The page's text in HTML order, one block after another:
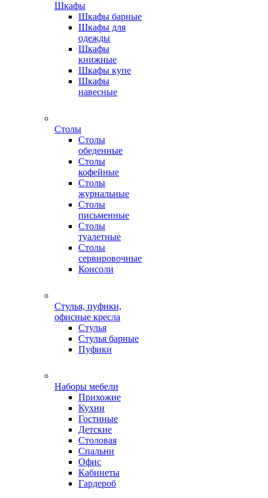
Шкафы
Шкафы барные
Шкафы для
одежды
Шкафы
книжные
Шкафы купе
Шкафы
навесные
Столы
Столы
обеденные
Столы
кофейные
Столы
журнальные
Столы
письменные
Столы
туалетные
Столы
сервировочные
Консоли
Стулья, пуфики,
офисные кресла
Стулья
Стулья барные
Пуфики
Наборы мебели
Прихожие
Кухни
Гостиные
Детские
Столовая
Спальни
Офис
Кабинеты
Гардероб